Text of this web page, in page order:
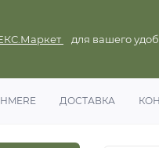
для вашего
ДОСТАВКА